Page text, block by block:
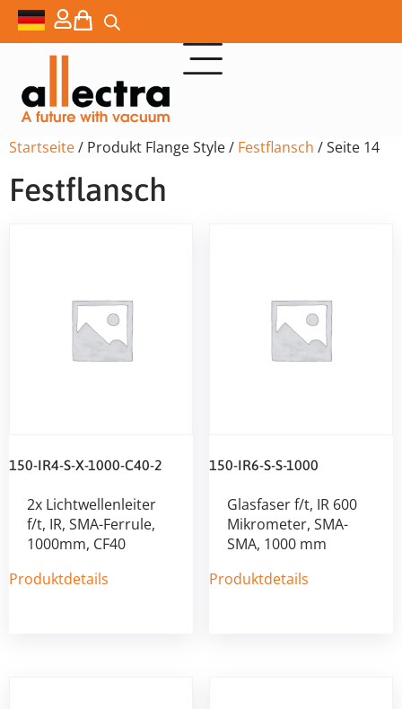
Startseite/ Produkt Flange Style / Festflansch / Seite 14
Festflansch
150-IR4-S-X-1000-C40-2
2x Lichtwellenleiter
f/t, IR, SMA-Ferrule,
1000mm, CF40
Produktdetails
150-IR6-S-S-1000
Glasfaser f/t, IR 600
Mikrometer, SMA-
SMA, 1000 mm
Produktdetails